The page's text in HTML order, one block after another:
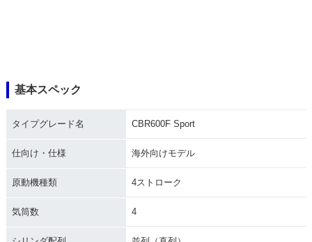
基本スペック
タイプグレード名 CBR600F Sport
仕向け・仕様 海外向けモデル
原動機種類 4ストローク
気筒数 4